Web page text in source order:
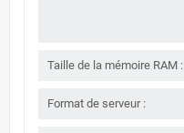
Taille de la mémoire RAM :
Format de serveur :